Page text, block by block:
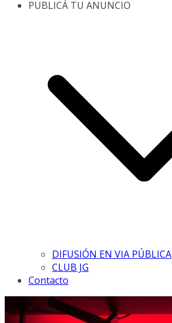
PUBLICÁ TU ANUNCIO
DIFUSIÓN EN VIA PÚBLICA
CLUB JG
Contacto